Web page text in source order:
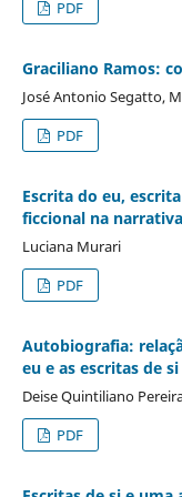
PDF
Graciliano Ramos:
José Antonio Segatto,
PDF
Escrita do eu,
ficcional na
Luciana Murari
PDF
Autobiografia:
eu e as escritas de si
Deise Quintiliano
PDF